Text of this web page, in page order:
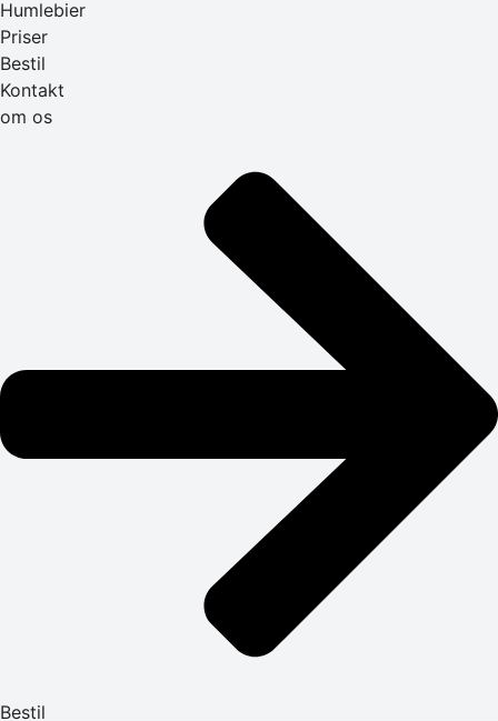
Humlebier
Priser
Bestil
Kontakt
om os
Bestil